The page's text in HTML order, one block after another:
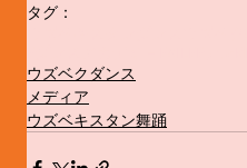
タグ：
ウズベクダンス
メディア
ウズベキスタン舞踊